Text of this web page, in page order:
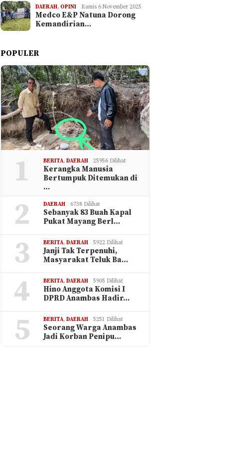
DAERAH, OPINI Kamis 6 November 2025
Medco E&P Natuna Dorong
Kemandirian…
POPULER
1 BERITA,DAERAH 25956 Dilihat
Kerangka Manusia
Bertumpuk Ditemukan di
…
2 DAERAH 6738 Dilihat
Sebanyak 83 Buah Kapal
Pukat Mayang Berl…
3 BERITA,DAERAH 5922 Dilihat
Janji Tak Terpenuhi,
Masyarakat Teluk Ba…
4 BERITA,DAERAH 5905 Dilihat
Hino Anggota Komisi I
DPRD Anambas Hadir…
5 BERITA,DAERAH 5251 Dilihat
Seorang Warga Anambas
Jadi Korban Penipu…